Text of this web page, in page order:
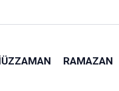
RAMAZAN